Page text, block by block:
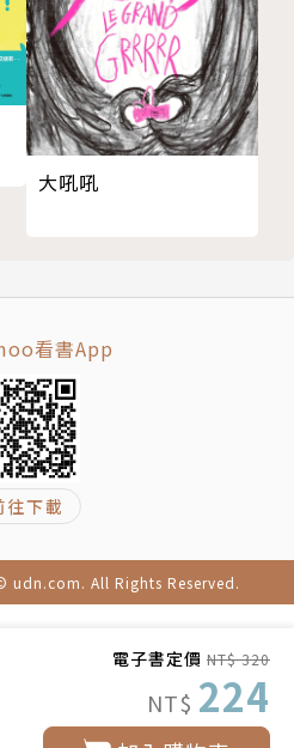
電子書定價 NT$ 320
NT$ 224
。在公司也聽到許多同事表
的不知道！」──日本版責任
能讓孩子沉浸在算數之中，
貴的2小時自由時間。──本
「志進講座」負責人。
教學經驗，活躍於教壇，為
補習班，為小學到高中的學
多原本不擅長算術的學生，從
第一志願和名校，讓學生成
大吼吼
看書App
往下載
udn.com. All Rights Reserved.